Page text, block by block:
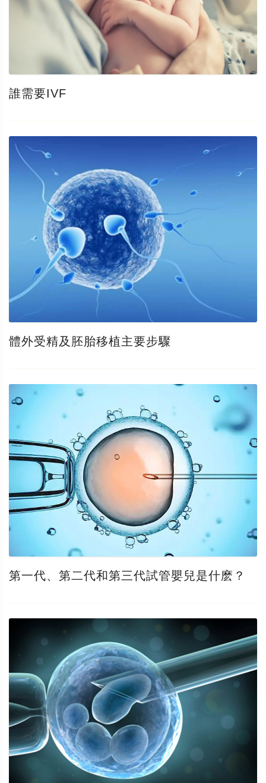
誰需要IVF
體外受精及胚胎移植主要步驟
第一代、第二代和第三代試管嬰兒是什麽？